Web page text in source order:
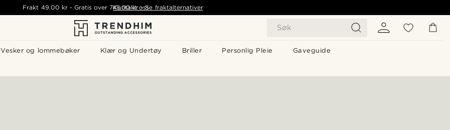
Søk
Vesker og lommebøker Klær og Undertøy Briller Personlig Pleie Gaveguide
Frakt 49.00 kr- Gratis over 745.00 kr - Se fraktalternativer
Kontakt oss